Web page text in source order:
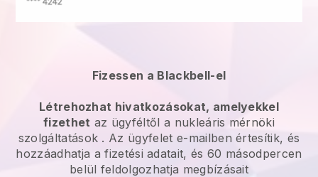
Fizessen a Blackbell-el
Létrehozhat hivatkozásokat, amelyekkel
fizethet az ügyféltől a nukleáris mérnöki
szolgáltatások . Az ügyfelet e-mailben értesítik, és
hozzáadhatja a fizetési adatait, és 60 másodpercen
belül feldolgozhatja megbízásait